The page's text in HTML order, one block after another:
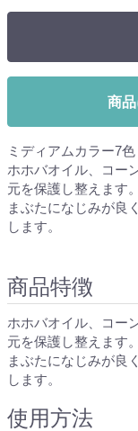
商
ミディアムカラー7
ホホバオイル、コー
元を保護し整えます。
まぶたになじみが良
します。
商品特徴
ホホバオイル、コー
元を保護し整えます。
まぶたになじみが良
します。
使用方法